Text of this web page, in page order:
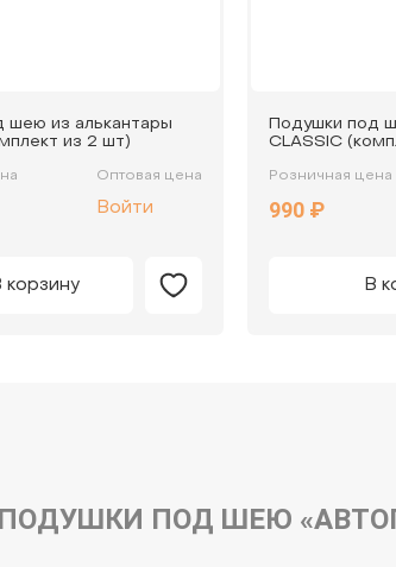
шею из алькантары
из 2 шт)
Оптовая цена
Войти
корзину
Подушки под
CLASSIC
Розничная цена
990 ₽
В
ПОД ШЕЮ